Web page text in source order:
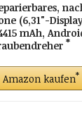
(6,31"-
mAh,
Amazon kaufen